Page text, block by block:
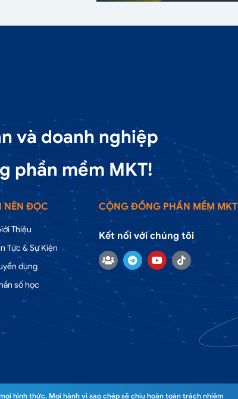
và doanh nghiệp
phần mềm MKT!
NÊN ĐỌC
Thiệu
Tức & Sự Kiện
dụng
số học
CỘNG ĐỒNG PHẦN MỀM MKT
Kết nối với chúng tôi
hình thức. Mọi hành vi sao chép sẽ chịu hoàn toàn trách nhiệm